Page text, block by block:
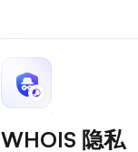
WHOIS 隐私